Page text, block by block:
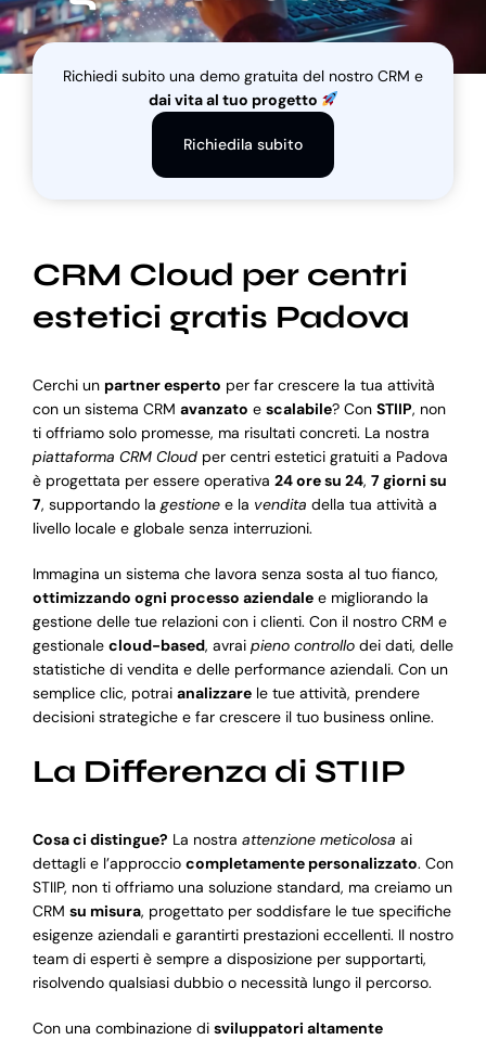
Blog
Richiedi subito una demo gratuita del nostro CRM e
dai vita al tuo progetto
Richiedila subito
CRM Cloud per centri
estetici gratis Padova
Cerchi un partner esperto per far crescere la tua attività
con un sistema CRM avanzato e scalabile? Con STIIP, non
ti offriamo solo promesse, ma risultati concreti. La nostra
piattaforma CRM Cloudper centri estetici gratuiti a Padova
è progettata per essere operativa 24 ore su 24, 7 giorni su
7, supportando la gestionee la vendita della tua attività a
livello locale e globale senza interruzioni.
Immagina un sistema che lavora senza sosta al tuo fianco,
ottimizzando ogni processo aziendalee migliorando la
gestione delle tue relazioni con i clienti. Con il nostro CRM e
gestionale cloud-based, avrai pieno controllodei dati, delle
statistiche di vendita e delle performance aziendali. Con un
semplice clic, potrai analizzarele tue attività, prendere
decisioni strategiche e far crescere il tuo business online.
La Differenza di STIIP
Cosa ci distingue? La nostra attenzione meticolosa ai
dettagli e l’approccio completamente personalizzato. Con
STIIP, non ti offriamo una soluzione standard, ma creiamo un
CRM su misura, progettato per soddisfare le tue specifiche
esigenze aziendali e garantirti prestazioni eccellenti. Il nostro
team di esperti è sempre a disposizione per supportarti,
risolvendo qualsiasi dubbio o necessità lungo il percorso.
Con una combinazione di sviluppatori altamente